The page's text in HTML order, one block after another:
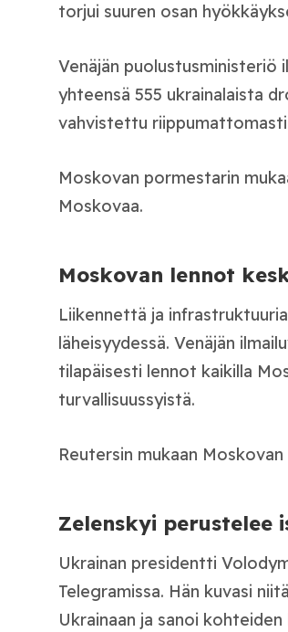
torjui suuren osan
Venäjän
yhteensä 555 ukrainalaista
vahvistettu
Moskovan pormestarin
Moskovaa.
Moskovan lennot
Liikennettä ja
läheisyydessä. Venäjän
tilapäisesti lennot kaikilla
turvallisuussyistä.
Reutersin mukaan
Zelenskyi perustelee
Ukrainan presidentti
Telegramissa. Hän kuvasi
Ukrainaan ja sanoi